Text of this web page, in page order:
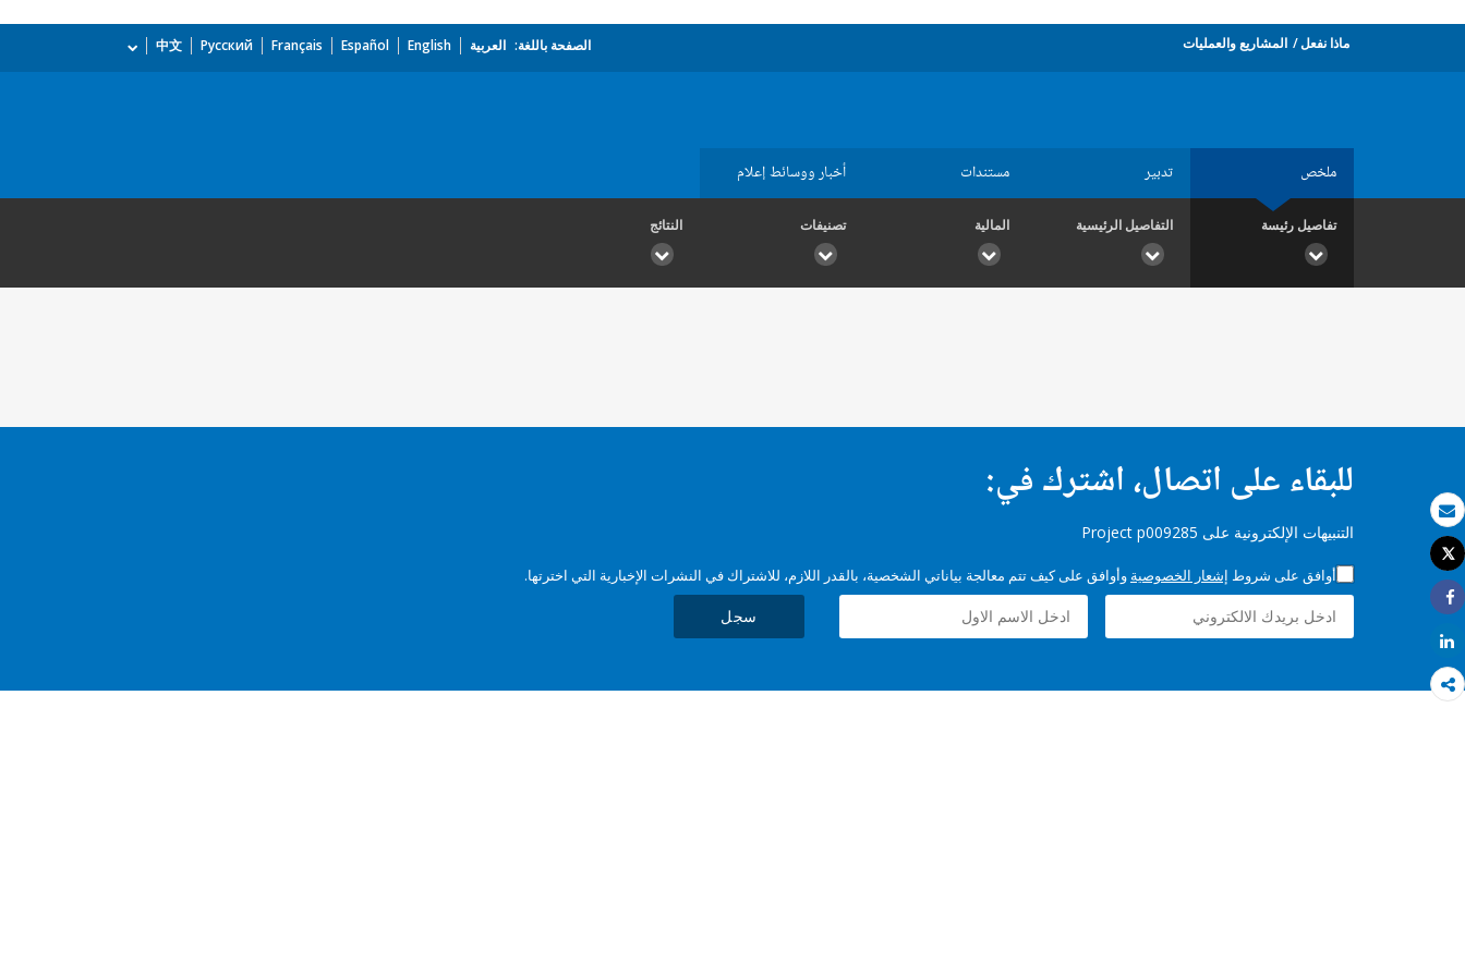
بريد الكتروني
طباعة
Tweet
Share
Share
ماذا نفعل المشاريع والعمليات الصفحة باللغة: العربية English
Español
Français
Русский
中文
ملخص تدبير مستندات أخبار ووسائط إعلام
تفاصيل رئيسة التفاصيل الرئيسية المالية تصنيفات النتائج
للبقاء على اتصال، اشترك في:
التنبيهات الإلكترونية على Project p009285
أوافق على شروط إشعار الخصوصية وأوافق على كيف تتم معالجة بياناتي الشخصية، بالقدر اللازم، للاشتراك في النشرات الإخبارية التي اخترتها.
سجل